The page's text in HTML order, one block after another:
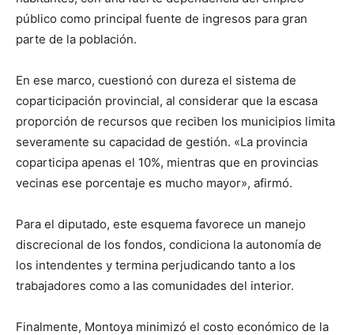
público como principal fuente de ingresos para gran
parte de la población.
En ese marco, cuestionó con dureza el sistema de
coparticipación provincial, al considerar que la escasa
proporción de recursos que reciben los municipios limita
severamente su capacidad de gestión. «La provincia
coparticipa apenas el 10%, mientras que en provincias
vecinas ese porcentaje es mucho mayor», afirmó.
Para el diputado, este esquema favorece un manejo
discrecional de los fondos, condiciona la autonomía de
los intendentes y termina perjudicando tanto a los
trabajadores como a las comunidades del interior.
Finalmente, Montoya minimizó el costo económico de la